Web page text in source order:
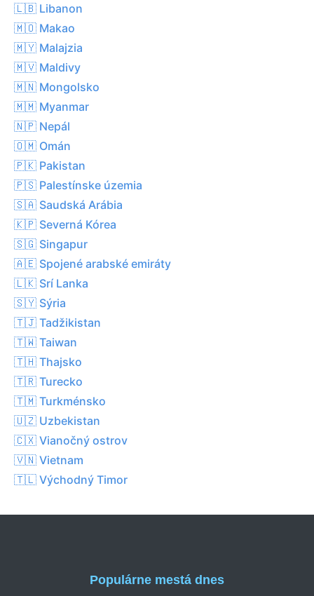
🇱🇧 Libanon
🇲🇴 Makao
🇲🇾 Malajzia
🇲🇻 Maldivy
🇲🇳 Mongolsko
🇲🇲 Myanmar
🇳🇵 Nepál
🇴🇲 Omán
🇵🇰 Pakistan
🇵🇸 Palestínske územia
🇸🇦 Saudská Arábia
🇰🇵 Severná Kórea
🇸🇬 Singapur
🇦🇪 Spojené arabské emiráty
🇱🇰 Srí Lanka
🇸🇾 Sýria
🇹🇯 Tadžikistan
🇹🇼 Taiwan
🇹🇭 Thajsko
🇹🇷 Turecko
🇹🇲 Turkménsko
🇺🇿 Uzbekistan
🇨🇽 Vianočný ostrov
🇻🇳 Vietnam
🇹🇱 Východný Timor
Populárne mestá dnes